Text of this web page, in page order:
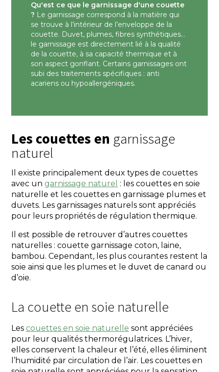
Qu'est ce que le garnissage d'une couette
? Le garnissage correspond à la matière qui
se trouve à l’intérieur de l’enveloppe de la
couette. Duvet, plumes, fibres synthétiques…
le garnissage est directement lié à la qualité
de la couette, à sa capacité thermique et à
son aspect gonflant. Certains garnissages ont
subi des traitements spécifiques : anti
acariens ou hypoallergéniques.
Les couettes en garnissage
naturel
Il existe principalement deux types de couettes
avec un garnissage naturel : les couettes en soie
naturelle et les couettes en garnissage plumes et
duvets. Les garnissages naturels sont appréciés
pour leurs propriétés de régulation thermique.
Il est possible de retrouver d’autres couettes
naturelles : couette garnissage coton, laine,
bambou. Cependant, les plus courantes restent la
soie ainsi que les plumes et le duvet de canard ou
d’oie.
La couette en soie naturelle
Les couettes en soie naturelle sont appréciées
pour leur qualités thermorégulatrices. L’hiver,
elles conservent la chaleur et l’été, elles éliminent
l’humidité par circulation de l’air. Les couettes en